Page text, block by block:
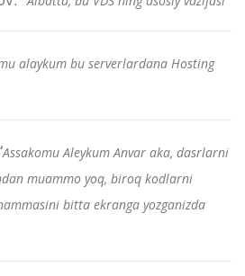
alaykum bu serverlardana Hosting
Assakomu Aleykum Anvar aka, dasrlarni
muammo yoq, biroq kodlarni
bitta ekranga yozganizda